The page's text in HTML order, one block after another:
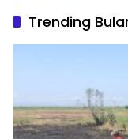
Trending